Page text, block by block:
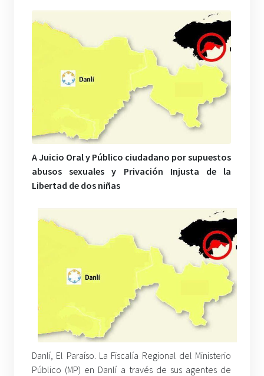
A Juicio Oral y Público ciudadano por supuestos
abusos sexuales y Privación Injusta de la
Libertad de dos niñas
Danlí, El Paraíso. La Fiscalía Regional del Ministerio
Público (MP) en Danlí a través de sus agentes de